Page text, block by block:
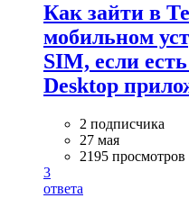
Как зайти в
мобильном
SIM, если
Desktop
2 подписчика
27 мая
2195 просмотров
3
ответа